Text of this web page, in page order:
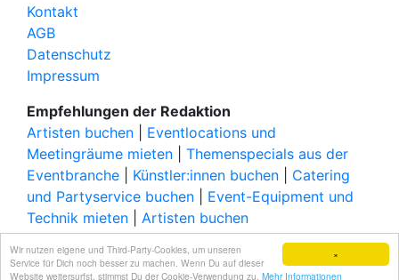
×
Wir nutzen eigene und Third-Party-Cookies, um unseren
Service für Dich noch besser zu machen. Wenn Du auf dieser
Website weitersurfst, stimmst Du der Cookie-Verwendung zu. Mehr Informationen
Kontakt
AGB
Datenschutz
Impressum
Empfehlungen der Redaktion
Artisten buchen
Eventlocations und
Meetingräume mieten
Themenspecials aus der
Eventbranche
Künstler:innen buchen
Catering
und Partyservice buchen
Event-Equipment und
Technik mieten
Artisten buchen
© 2026 elbgoods GmbH / We connect the event
industry / Medienvielfalt für die Eventplanung /